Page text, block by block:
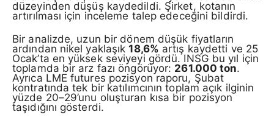
düzeyinden düşüş kaydedildi. Şirket, kotanın
artırılması için inceleme talep edeceğini bildirdi.
Bir analizde, uzun bir dönem düşük fiyatların
ardından nikel yaklaşık18,6% artış kaydetti ve 25
Ocak’ta en yüksek seviyeyi gördü. INSG bu yıl için
toplamda bir arz fazı öngörüyor: 261.000 ton.
Ayrıca LME futures pozisyon raporu, Şubat
kontratında tek bir katılımcının toplam açık ilginin
yüzde 20–29’unu oluşturan kısa bir pozisyon
taşıdığını gösterdi.